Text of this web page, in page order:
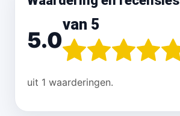
5.0
van 5
uit 1 waarderingen.